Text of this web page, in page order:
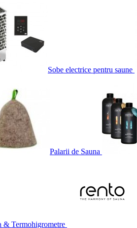
Sobe electrice pentru saune
Palarii de Sauna
& Termohigrometre